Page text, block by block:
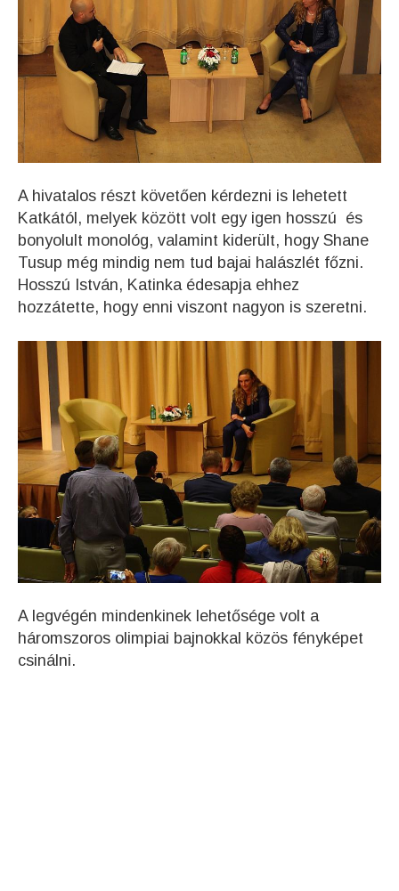
A hivatalos részt követően kérdezni is lehetett
Katkától, melyek között volt egy igen hosszú és
bonyolult monológ, valamint kiderült, hogy Shane
Tusup még mindig nem tud bajai halászlét főzni.
Hosszú István, Katinka édesapja ehhez
hozzátette, hogy enni viszont nagyon is szeretni.
A legvégén mindenkinek lehetősége volt a
háromszoros olimpiai bajnokkal közös fényképet
csinálni.